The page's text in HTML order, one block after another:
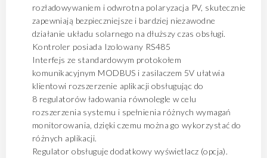
rozładowywaniem i odwrotna polaryzacja PV, skutecznie
zapewniają bezpieczniejsze i bardziej niezawodne
działanie układu solarnego na dłuższy czas obsługi.
Kontroler posiada Izolowany RS485
Interfejs ze standardowym protokołem
komunikacyjnym MODBUS i zasilaczem 5V ułatwia
klientowi rozszerzenie aplikacji obsługując do
8 regulatorów ładowania równolegle w celu
rozszerzenia systemu i spełnienia różnych wymagań
monitorowania, dzięki czemu można go wykorzystać do
różnych aplikacji.
Regulator obsługuje dodatkowy wyświetlacz (opcja).